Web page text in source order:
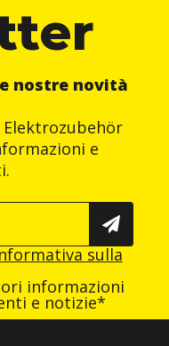
nostre novità
e
sulla
informazioni
e notizie*